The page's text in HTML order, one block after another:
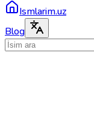
Ismlarim.uz
Blog